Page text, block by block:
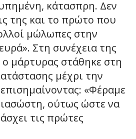
κάτασπρη. Δεν
της και το πρώτο που
μώλωπες στην
Στη συνέχεια της
μάρτυρας στάθηκε στη
μέχρι την
«Φέραμε
ούτως ώστε να
τις πρώτες